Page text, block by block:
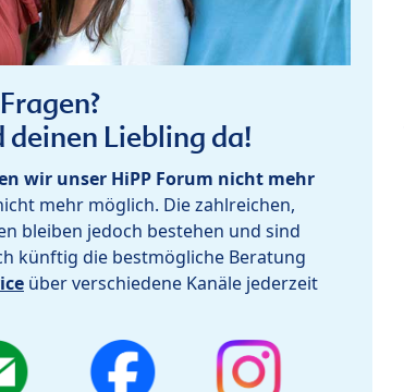
Liebling da!
wir unser HiPP Forum nicht mehr
mehr möglich. Die zahlreichen,
bleiben jedoch bestehen und sind
künftig die bestmögliche Beratung
über verschiedene Kanäle jederzeit